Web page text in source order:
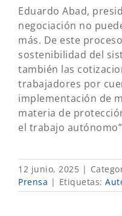
Eduardo Abad,
negociación no
más. De este
sostenibilidad del
también las
trabajadores por
implementación de
materia de
el trabajo
12 junio, 2025 |
Prensa | Etiquetas: